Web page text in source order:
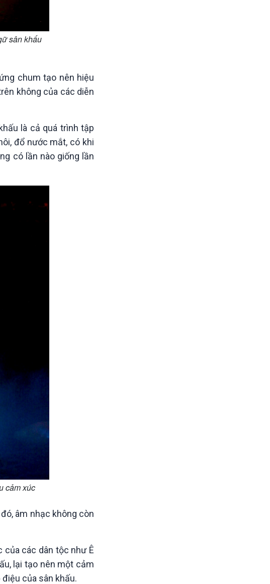
sân khấu
chum tạo nên hiệu
không của các diễn
là cả quá trình tập
đổ nước mắt, có khi
có lần nào giống lần
cảm xúc
âm nhạc không còn
của các dân tộc như Ê
lại tạo nên một cảm
của sân khấu.